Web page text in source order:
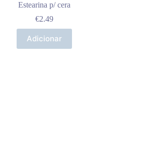
Estearina p/ cera
€2.49
Adicionar